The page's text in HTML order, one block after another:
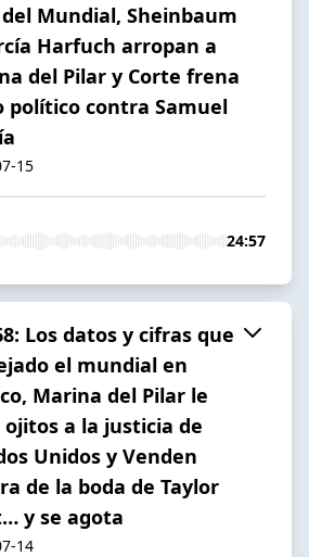
Mundial, Sheinbaum
Harfuch arropan a
del Pilar y Corte frena
político contra Samuel
15
24:57
Los datos y cifras que
el mundial en
Marina del Pilar le
ojitos a la justicia de
Unidos y Venden
de la boda de Taylor
y se agota
14